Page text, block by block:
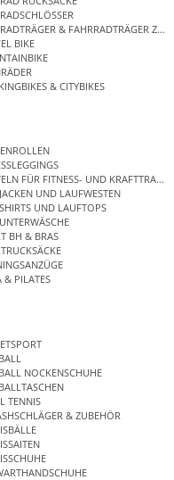
& FAHRRADTRÄGER
BIKE
& CITYBIKES
FÜR FITNESS- UND
UND LAUFWESTEN
UND LAUFTOPS
BH & BRAS
& PILATES
NOCKENSCHUHE
TENNIS
& ZUBEHÖR